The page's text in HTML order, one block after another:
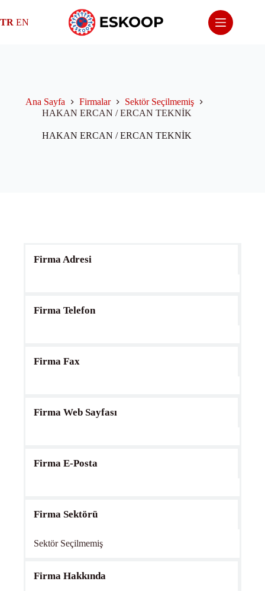
content
TR EN
Ana Sayfa Firmalar
Sektör Seçilmemiş
HAKAN ERCAN / ERCAN TEKNİK
HAKAN ERCAN / ERCAN TEKNİK
Firma Adresi
Firma Telefon
Firma Fax
Firma Web Sayfası
Firma E-Posta
Firma Sektörü
Sektör Seçilmemiş
Firma Hakkında